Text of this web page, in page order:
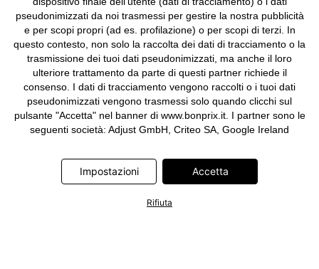
pseudonimizzati da noi trasmessi per gestire la nostra pubblicità
e per scopi propri (ad es. profilazione) o per scopi di terzi. In
questo contesto, non solo la raccolta dei dati di tracciamento o la
trasmissione dei tuoi dati pseudonimizzati, ma anche il loro
ulteriore trattamento da parte di questi partner richiede il
consenso. I dati di tracciamento vengono raccolti o i tuoi dati
pseudonimizzati vengono trasmessi solo quando clicchi sul
pulsante "Accetta" nel banner di www.bonprix.it. I partner sono le
seguenti società: Adjust GmbH, Criteo SA, Google Ireland
Meta Platforms Ireland Limited, Microsoft Ireland Operations
Limited, Pinterest Europe Limited, RTB-House GmbH, TikTok
Information Technologies UK Limited. Ulteriori informazioni sul
trattamento dei dati da parte di questi partner sono disponibili
Impostazioni Accetta
Rifiuta